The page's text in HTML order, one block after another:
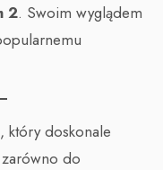
2. Swoim wyglądem
który doskonale
do